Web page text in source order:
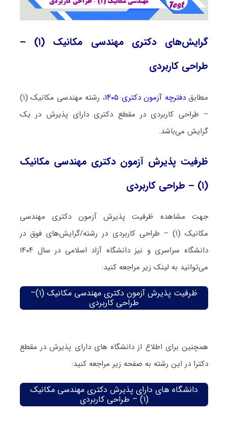
گرایش‌های دکتری مهندسی مکانیک (۱) –
طراحی کاربردی
مطابقدفترچه آزمون دکتری ۱۴۰۵
، رشته مهندسی مکانیک (۱)
– طراحی کاربردی در مقطع دکتری دارای پذیرش در یک
گرایش می‌باشد.
ظرفیت پذیرش آزمون دکتری مهندسی مکانیک
(۱) – طراحی کاربردی
جهت مشاهده ظرفیت پذیرش آزمون دکتری مهندسی
مکانیک (۱) – طراحی کاربردی در رشته/گرایش‌های فوق در
دانشگاه سراسری و نیز دانشگاه آزاد اسلامی در سال ۱۴۰۴
می‌توانید به لینک زیر مراجعه کنید:
ظرفیت پذیرش آزمون دکتری مهندسی مکانیک (۱)–
طراحی کاربردی
همچنین برای اطلاع از دانشگاه های دارای پذیرش در مقطع
دکترا در این رشته به صفحه زیر مراجعه کنید:
دانشگاه های دارای پذیرش دکتری مهندسی مکانیک
(۱) – طراحی کاربردی